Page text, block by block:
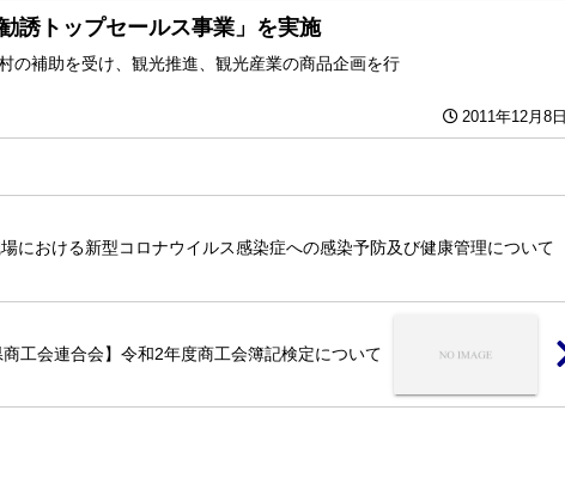
誘トップセールス事業」を実施
の補助を受け、観光推進、観光産業の商品企画を行
2011年12月8日
場における新型コロナウイルス感染症への感染予防及び健康管理について
商工会連合会】令和2年度商工会簿記検定について